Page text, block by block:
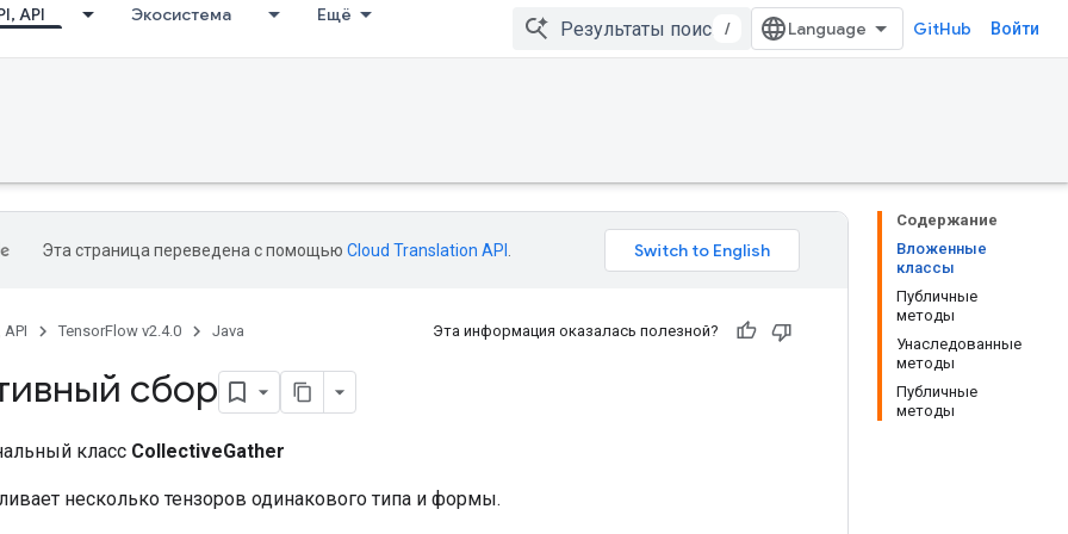
API Экосистема Ещё
/ GitHub Войти
Содержание
Вложенные
классы
Публичные
методы
Унаследованные
методы
Публичные
методы
Эта страница переведена с помощью Cloud Translation API
API TensorFlow v2.4.0 Java Эта информация оказалась полезной?
сбор
класс CollectiveGather
несколько тензоров одинакового типа и формы.